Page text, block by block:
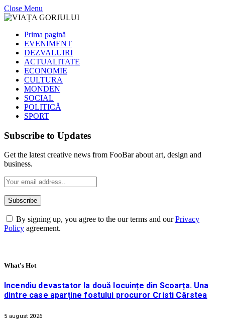
Close Menu
Prima pagină
EVENIMENT
DEZVALUIRI
ACTUALITATE
ECONOMIE
CULTURA
MONDEN
SOCIAL
POLITICĂ
SPORT
Subscribe to Updates
Get the latest creative news from FooBar about art, design and
business.
By signing up, you agree to the our terms and ourPrivacy
Policy agreement.
What's Hot
Incendiu devastator la două locuințe din Scoarța. Una
dintre case aparține fostului procuror Cristi Cârstea
5 august 2026